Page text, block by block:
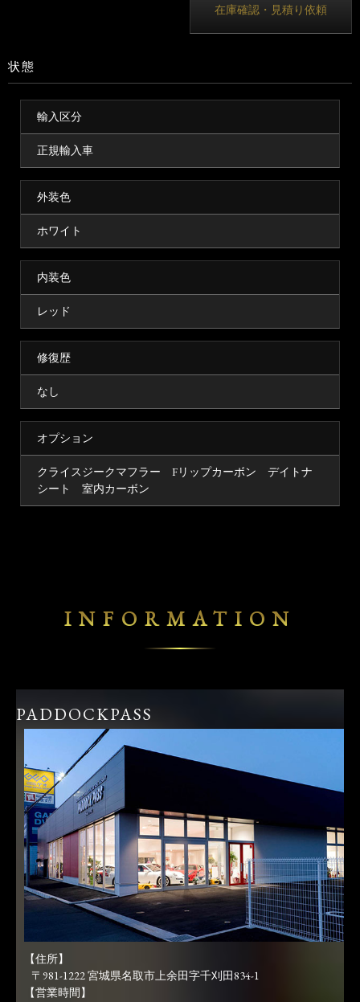
在庫確認・見積り依頼
状態
輸入区分
正規輸入車
外装色
ホワイト
内装色
レッド
修復歴
なし
オプション
クライスジークマフラー Fリップカーボン デイトナ
シート 室内カーボン
INFORMATION
PADDOCKPASS
【住所】
〒981-1222 宮城県名取市上余田字千刈田834-1
【営業時間】